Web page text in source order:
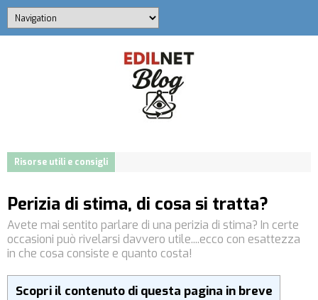
Risorse utili e consigli
Perizia di stima, di cosa si tratta?
Avete mai sentito parlare di una perizia di stima? In certe
occasioni può rivelarsi davvero utile....ecco con esattezza
in che cosa consiste e quanto costa!
Scopri il contenuto di questa pagina in breve